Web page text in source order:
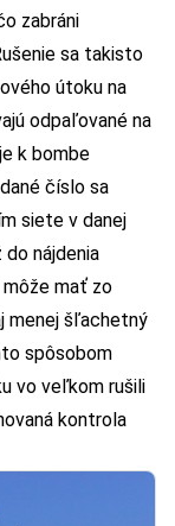
zabráni
sa takisto
útoku na
odpaľované na
k bombe
číslo sa
siete v danej
nájdenia
môže mať zo
menej šľachetný
spôsobom
vo veľkom rušili
kontrola